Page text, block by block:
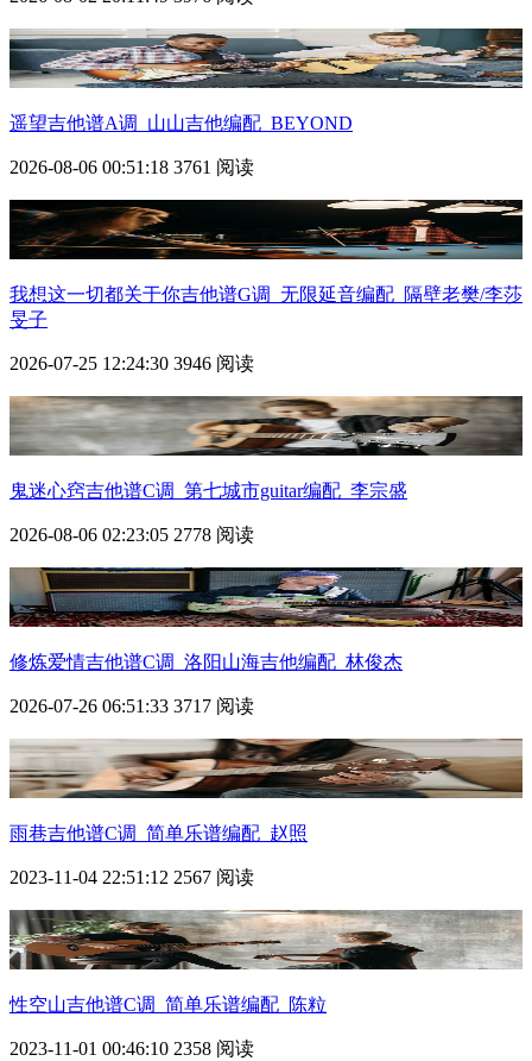
遥望吉他谱A调_山山吉他编配_BEYOND
2026-08-06 00:51:18 3761 阅读
我想这一切都关于你吉他谱G调_无限延音编配_隔壁老樊/李莎
旻子
2026-07-25 12:24:30 3946 阅读
鬼迷心窍吉他谱C调_第七城市guitar编配_李宗盛
2026-08-06 02:23:05 2778 阅读
修炼爱情吉他谱C调_洛阳山海吉他编配_林俊杰
2026-07-26 06:51:33 3717 阅读
雨巷吉他谱C调_简单乐谱编配_赵照
2023-11-04 22:51:12 2567 阅读
性空山吉他谱C调_简单乐谱编配_陈粒
2023-11-01 00:46:10 2358 阅读